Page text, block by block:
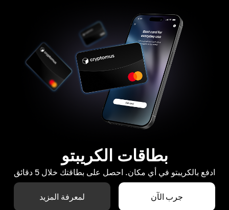
بطاقات الكريبتو
ادفع بالكريبتو في أي مكان. احصل على بطاقتك خلال 5 دقائق
جرب الآن لمعرفة المزيد